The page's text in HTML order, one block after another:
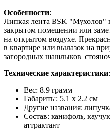
Особенности:
Липкая лента BSK "Мухолов"
закрытом помещении или
на открытом воздухе.
в квартире или вылазок на
загородных шашлыков,
Технические характеристики:
Вес: 8.9 грамм
Габариты: 5.1 х 2.2 см
Другие названия:
Состав: канифоль,
аттрактант